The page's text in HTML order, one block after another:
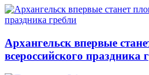
Архангельск впервые
всероссийского праздника